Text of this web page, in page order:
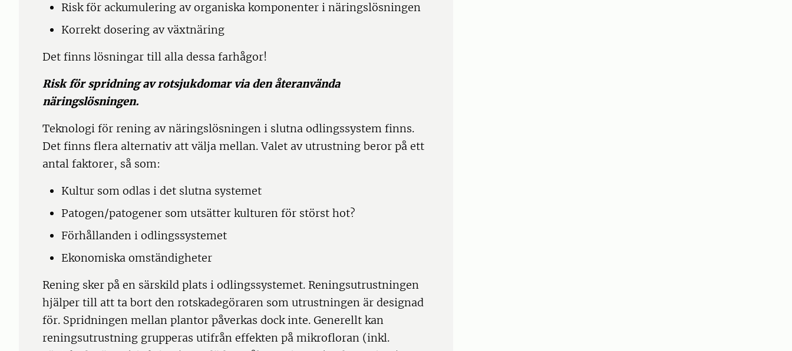
Risk för ackumulering av organiska komponenter i näringslösningen
Korrekt dosering av växtnäring
Det finns lösningar till alla dessa farhågor!
Risk för spridning av rotsjukdomar via den återanvända
näringslösningen.
Teknologi för rening av näringslösningen i slutna odlingssystem finns.
Det finns flera alternativ att välja mellan. Valet av utrustning beror på ett
antal faktorer, så som:
Kultur som odlas i det slutna systemet
Patogen/patogener som utsätter kulturen för störst hot?
Förhållanden i odlingssystemet
Ekonomiska omständigheter
Rening sker på en särskild plats i odlingssystemet. Reningsutrustningen
hjälper till att ta bort den rotskadegöraren som utrustningen är designad
för. Spridningen mellan plantor påverkas dock inte. Generellt kan
reningsutrustning grupperas utifrån effekten på mikrofloran (inkl.